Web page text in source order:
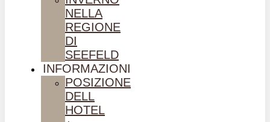
NELLA
REGIONE
DI
SEEFELD
INFORMAZIONI
POSIZIONE
DELL
HOTEL